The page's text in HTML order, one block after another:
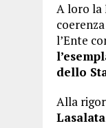
A loro la
l’Ente
dello
Alla